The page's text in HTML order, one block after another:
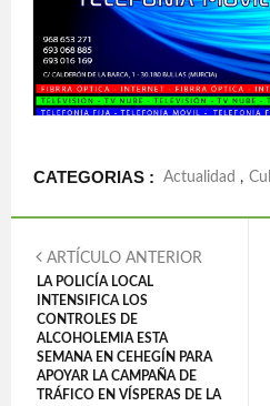
CATEGORIAS : Actualidad ,
ARTÍCULO ANTERIOR
LA POLICÍA LOCAL
INTENSIFICA LOS
CONTROLES DE
ALCOHOLEMIA ESTA
SEMANA EN CEHEGÍN PARA
APOYAR LA CAMPAÑA DE
TRÁFICO EN VÍSPERAS DE LA